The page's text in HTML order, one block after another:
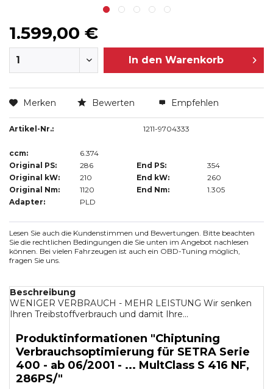
1.599,00 €
In den Warenkorb
Merken Bewerten Empfehlen
Artikel-Nr.: 1211-9704333
ccm:
6.374
Original PS:
286 End PS:
354
Original kW:
210 End kW:
260
Original Nm:
1120 End Nm:
1.305
Adapter:
PLD
Lesen Sie auch die Kundenstimmen und Bewertungen. Bitte beachten
Sie die rechtlichen Bedingungen die Sie unten im Angebot nachlesen
können. Bei vielen Fahrzeugen ist auch ein OBD-Tuning möglich,
fragen Sie uns.
Beschreibung
WENIGER VERBRAUCH - MEHR LEISTUNG Wir senken
Ihren Treibstoffverbrauch und damit Ihre...
Produktinformationen "Chiptuning
Verbrauchsoptimierung für SETRA Serie
400 - ab 06/2001 - ... MultClass S 416 NF,
286PS/"